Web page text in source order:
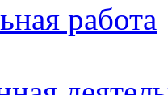
работа